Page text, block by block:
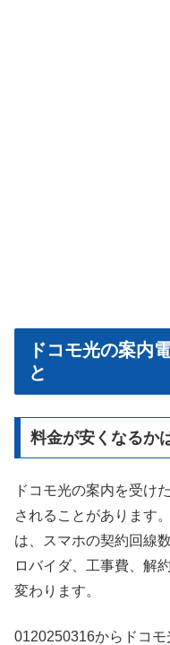
ドコモ光の案内
と
料金が安くなるか
ドコモ光の案内を受け
されることがあります
は、スマホの契約回線
ロバイダ、工事費、解
変わります。
0120250316からドコ